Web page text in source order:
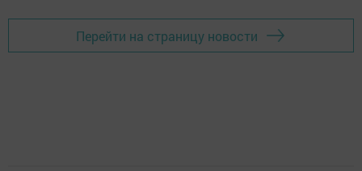
Перейти на страницу новости